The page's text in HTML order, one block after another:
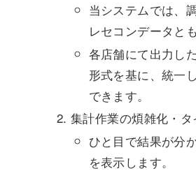
当システムでは、
レセコンデータと
各店舗にて出力し
形式を基に、統一
できます。
集計作業の煩雑化・
ひと目で結果が分
を表示します。